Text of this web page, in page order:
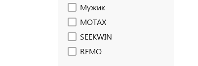
Мужик
MOTAX
SEEKWIN
REMO